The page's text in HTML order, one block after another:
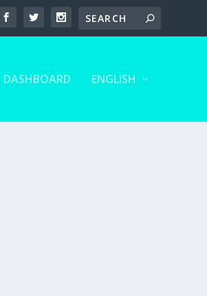
DASHBOARD ENGLISH